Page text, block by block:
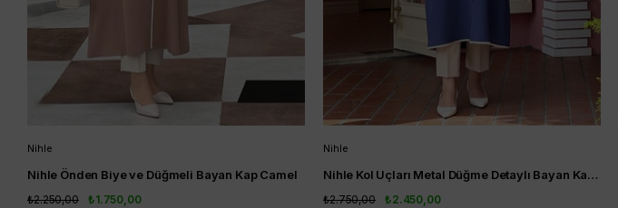
Nihle
Nihle Önden Biye ve Düğmeli Bayan Kap Camel
₺1.750,00
₺2.250,00
Nihle
Nihle Kol Uçları Metal Düğme Detaylı Bayan Kap İndigo
₺2.450,00
₺2.750,00